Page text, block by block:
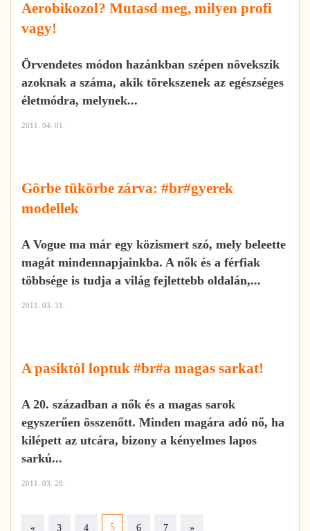
Aerobikozol? Mutasd meg, milyen profi
vagy!
Örvendetes módon hazánkban szépen növekszik
azoknak a száma, akik törekszenek az egészséges
életmódra, melynek...
2011. 04. 01.
Görbe tükörbe zárva: #br#gyerek
modellek
A Vogue ma már egy közismert szó, mely beleette
magát mindennapjainkba. A nők és a férfiak
többsége is tudja a világ fejlettebb oldalán,...
2011. 03. 31.
A pasiktól loptuk #br#a magas sarkat!
A 20. században a nők és a magas sarok
egyszerűen összenőtt. Minden magára adó nő, ha
kilépett az utcára, bizony a kényelmes lapos
sarkú...
2011. 03. 28.
«Previous
3 4 5 6 7 »Next